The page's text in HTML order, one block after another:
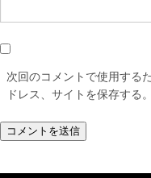
次回のコメントで使用する
ドレス、サイトを保存する。